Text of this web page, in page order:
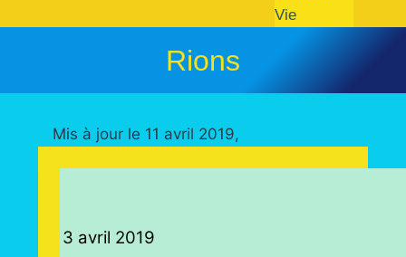
Vie
Rions
Mis à jour le 11 avril 2019,
3 avril 2019